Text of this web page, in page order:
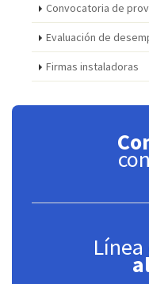
Convocatoria de
Evaluación de
Firmas instaladoras